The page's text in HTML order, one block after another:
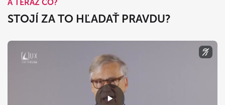
A TERAZ ČO?
STOJÍ ZA TO HĽADAŤ PRAVDU?